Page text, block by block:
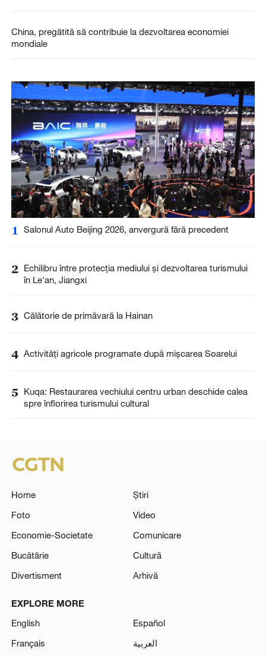
China, pregătită să contribuie la dezvoltarea economiei
mondiale
1 Salonul Auto Beijing 2026, anvergură fără precedent
2 Echilibru între protecția mediului și dezvoltarea turismului
în Le'an, Jiangxi
3 Călătorie de primăvară la Hainan
4 Activități agricole programate după mișcarea Soarelui
5
Kuqa: Restaurarea vechiului centru urban deschide calea
spre înflorirea turismului cultural
Home
Știri
Foto
Video
Economie-Societate
Comunicare
Bucătărie
Cultură
Divertisment
Arhivă
EXPLORE MORE
English
Español
Français
العربية